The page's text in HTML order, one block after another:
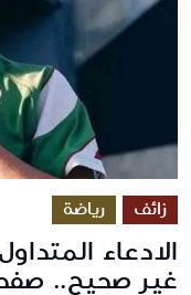
زائف رياضة
الادعاء
غير صحيح..